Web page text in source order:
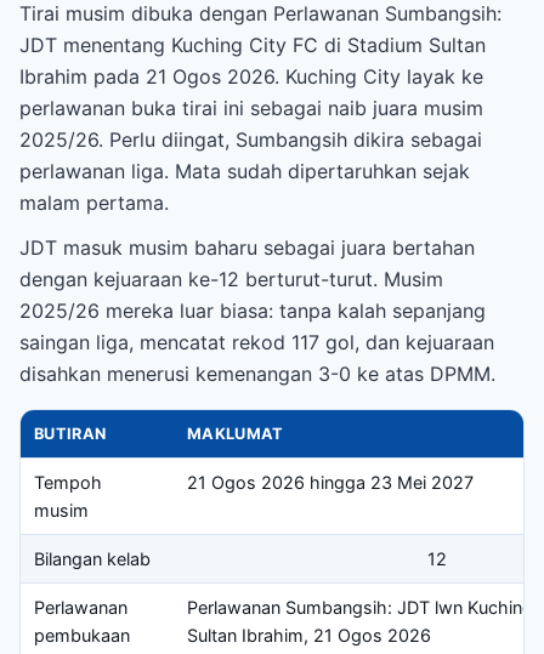
Tirai musim dibuka dengan Perlawanan Sumbangsih:
JDT menentang Kuching City FC di Stadium Sultan
Ibrahim pada 21 Ogos 2026. Kuching City layak ke
perlawanan buka tirai ini sebagai naib juara musim
2025/26. Perlu diingat, Sumbangsih dikira sebagai
perlawanan liga. Mata sudah dipertaruhkan sejak
malam pertama.
JDT masuk musim baharu sebagai juara bertahan
dengan kejuaraan ke-12 berturut-turut. Musim
2025/26 mereka luar biasa: tanpa kalah sepanjang
saingan liga, mencatat rekod 117 gol, dan kejuaraan
disahkan menerusi kemenangan 3-0 ke atas DPMM.
BUTIRAN MAKLUMAT
Tempoh
musim
21 Ogos 2026 hingga 23 Mei 2027
Bilangan kelab 12
Perlawanan
pembukaan
Perlawanan Sumbangsih: JDT lwn Kuching
Sultan Ibrahim, 21 Ogos 2026